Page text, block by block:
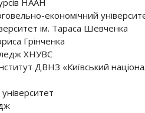
економічний
ім. Тараса Шевченка
Грінченка
ХНУВС
ДВНЗ «Київський